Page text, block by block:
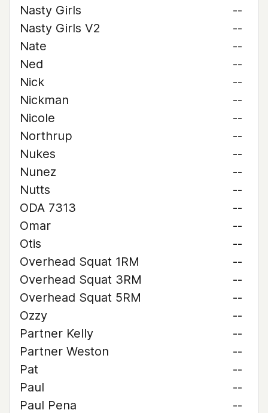
Nasty Girls
--
Nasty Girls V2
--
Nate
--
Ned
--
Nick
--
Nickman
--
Nicole
--
Northrup
--
Nukes
--
Nunez
--
Nutts
--
ODA 7313
--
Omar
--
Otis
--
Overhead Squat 1RM
--
Overhead Squat 3RM
--
Overhead Squat 5RM
--
Ozzy
--
Partner Kelly
--
Partner Weston
--
Pat
--
Paul
--
Paul Pena
--